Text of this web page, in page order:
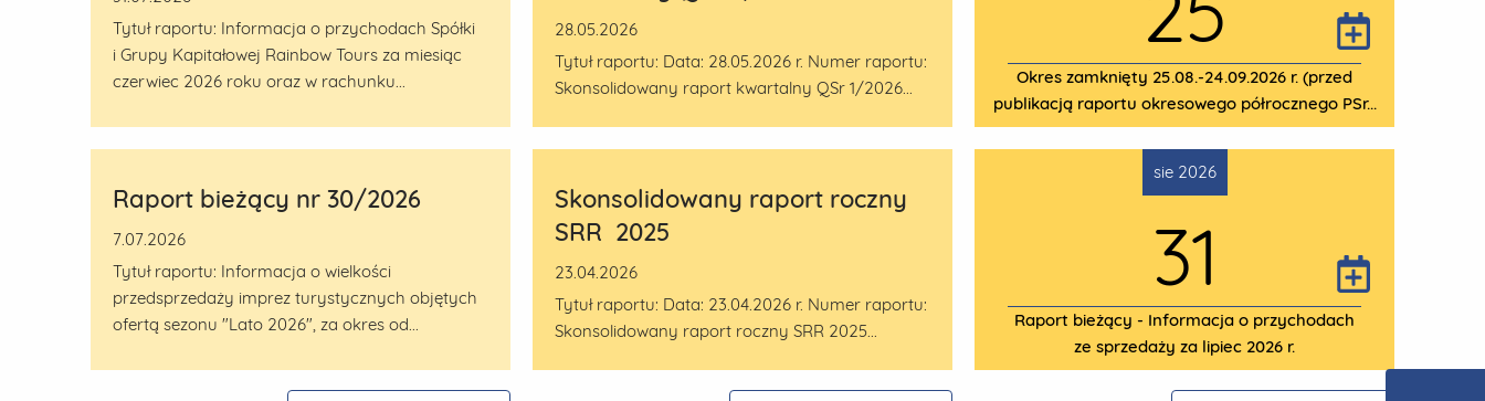
Tytuł raportu: Informacja o przychodach Spółki
i Grupy Kapitałowej Rainbow Tours za miesiąc
czerwiec 2026 roku oraz w rachunku...
Raport bieżący nr 30/2026
7.07.2026
Tytuł raportu: Informacja o wielkości
przedsprzedaży imprez turystycznych objętych
ofertą sezonu "Lato 2026", za okres od...
28.05.2026
Tytuł raportu: Data: 28.05.2026 r. Numer raportu:
Skonsolidowany raport kwartalny QSr 1/2026...
Skonsolidowany raport roczny
SRR 2025
23.04.2026
Tytuł raportu: Data: 23.04.2026 r. Numer raportu:
Skonsolidowany raport roczny SRR 2025...
Okres zamknięty 25.08.-24.09.2026 r. (przed
publikacją raportu okresowego półrocznego PSr...
sie 2026
31
Raport bieżący - Informacja o przychodach
ze sprzedaży za lipiec 2026 r.